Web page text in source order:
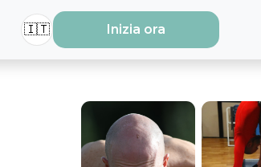
🇮🇹 Inizia ora